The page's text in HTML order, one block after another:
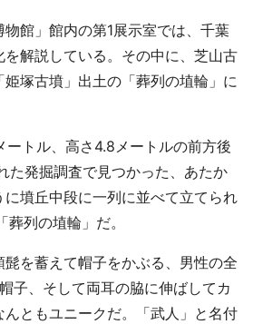
物館」館内の第1展示室では、千葉
解説している。その中に、芝山古
塚古墳」出土の「葬列の埴輪」に
トル、高さ4.8メートルの前方後
た発掘調査で見つかった、あたか
に墳丘中段に一列に並べて立てられ
列の埴輪」だ。
を蓄えて帽子をかぶる、男性の全
子、そして両耳の脇に伸ばしてカ
ともユニークだ。「武人」と名付